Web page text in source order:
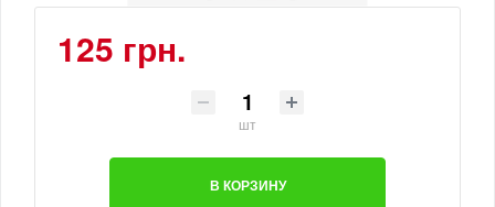
125 грн.
шт
В КОРЗИНУ